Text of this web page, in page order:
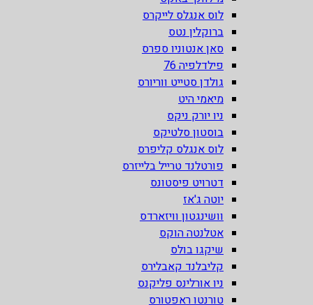
לוס אנגלס לייקרס
ברוקלין נטס
סאן אנטוניו ספרס
פילדלפיה 76
גולדן סטייט ווריורס
מיאמי היט
ניו יורק ניקס
בוסטון סלטיקס
לוס אנגלס קליפרס
פורטלנד טרייל בלייזרס
דטרויט פיסטונס
יוטה ג'אז
וושינגטון וויזארדס
אטלנטה הוקס
שיקגו בולס
קליבלנד קאבלירס
ניו אורלינס פליקנס
טורנטו ראפטורס